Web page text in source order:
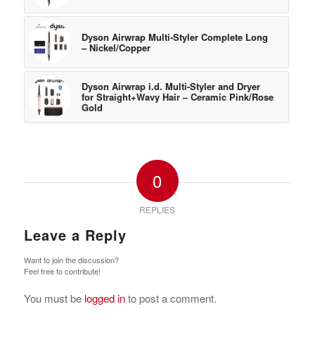
Dyson Airwrap Multi-Styler Complete Long
– Nickel/Copper
Dyson Airwrap i.d. Multi-Styler and Dryer
for Straight+Wavy Hair – Ceramic Pink/Rose
Gold
0
REPLIES
Leave a Reply
Want to join the discussion?
Feel free to contribute!
You must be logged into post a comment.